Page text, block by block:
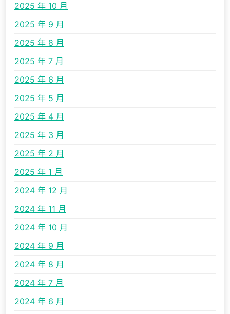
2025 年 10 月
2025 年 9 月
2025 年 8 月
2025 年 7 月
2025 年 6 月
2025 年 5 月
2025 年 4 月
2025 年 3 月
2025 年 2 月
2025 年 1 月
2024 年 12 月
2024 年 11 月
2024 年 10 月
2024 年 9 月
2024 年 8 月
2024 年 7 月
2024 年 6 月